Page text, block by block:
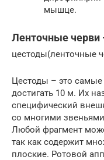
мышце.
Ленточные
цестоды(ленточные
Цестоды – это
достигать 10 м. Их
специфический
со многими
Любой фрагмент
так как содержит
плоские. Ротовой